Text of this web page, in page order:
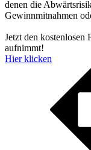
denen die
Gewinnmitnahmen
Jetzt den
aufnimmt!
Hier klicken